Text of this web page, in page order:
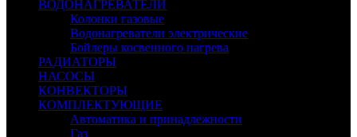
ВОДОНАГРЕВАТЕЛИ
Колонки газовые
Водонагреватели электрические
Бойлеры косвенного нагрева
РАДИАТОРЫ
НАСОСЫ
КОНВЕКТОРЫ
КОМПЛЕКТУЮЩИЕ
Автоматика и принадлежности
Газ